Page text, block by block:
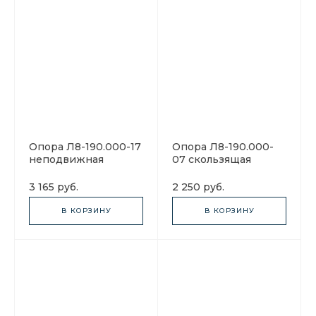
Опора Л8-190.000-17
неподвижная
3 165 руб.
В КОРЗИНУ
Опора Л8-190.000-
07 скользящая
2 250 руб.
В КОРЗИНУ